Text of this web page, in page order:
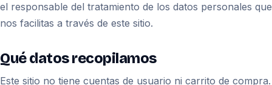
el responsable del tratamiento de los datos personales que
nos facilitas a través de este sitio.
Qué datos recopilamos
Este sitio no tiene cuentas de usuario ni carrito de compra.